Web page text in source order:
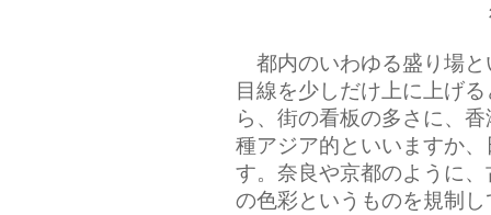
都内のいわゆる盛り場と
目線を少しだけ上に上げ
ら、街の看板の多さに、
種アジア的といいますか
す。奈良や京都のように
の色彩というものを規制